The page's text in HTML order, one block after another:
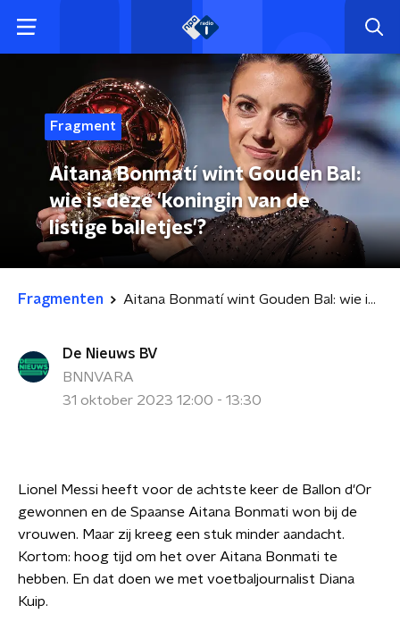
Fragment
Aitana Bonmatí wint Gouden Bal:
wie is deze 'koningin van de
listige balletjes'?
Fragmenten Aitana Bonmatí wint Gouden Bal: wie is deze 'koningin van de listige balletjes'?
De Nieuws BV
BNNVARA
31 oktober 2023 12:00 - 13:30
Lionel Messi heeft voor de achtste keer de Ballon d'Or
gewonnen en de Spaanse Aitana Bonmati won bij de
vrouwen. Maar zij kreeg een stuk minder aandacht.
Kortom: hoog tijd om het over Aitana Bonmati te
hebben. En dat doen we met voetbaljournalist Diana
Kuip.